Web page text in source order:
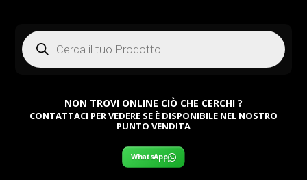
Products
search
NON TROVI ONLINE CIÒ CHE CERCHI ?
CONTATTACI PER VEDERE SE È DISPONIBILE NEL NOSTRO
PUNTO VENDITA
WhatsApp